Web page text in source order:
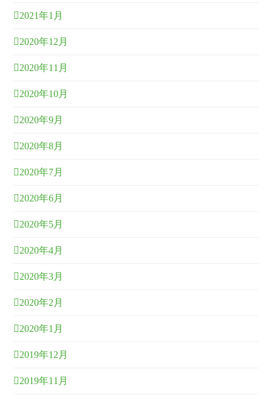
2021年1月
2020年12月
2020年11月
2020年10月
2020年9月
2020年8月
2020年7月
2020年6月
2020年5月
2020年4月
2020年3月
2020年2月
2020年1月
2019年12月
2019年11月